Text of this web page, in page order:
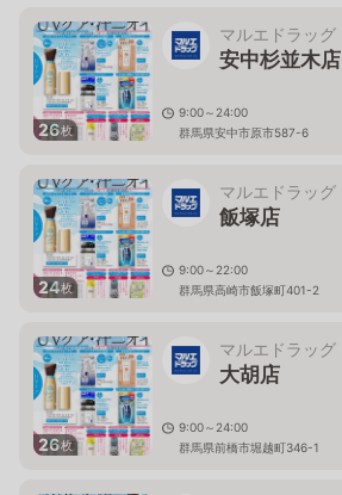
26枚
マルエドラッグ
安中杉並木店
9:00～24:00
群馬県安中市原市587-6
24枚
マルエドラッグ
飯塚店
9:00～22:00
群馬県高崎市飯塚町401-2
26枚
マルエドラッグ
大胡店
9:00～24:00
群馬県前橋市堀越町346-1